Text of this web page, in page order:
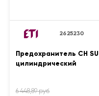
2625230
Предохранитель CH
цилиндрический